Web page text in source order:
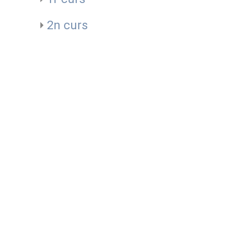
2n curs